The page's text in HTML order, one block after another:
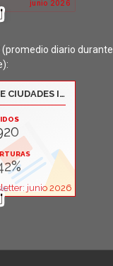
(promedio diario durante